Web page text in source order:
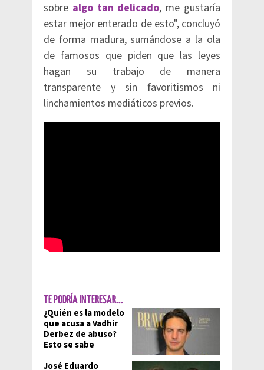
sobre algo tan delicado, me gustaría
estar mejor enterado de esto", concluyó
de forma madura, sumándose a la ola
de famosos que piden que las leyes
hagan su trabajo de manera
transparente y sin favoritismos ni
linchamientos mediáticos previos.
TE PODRÍA INTERESAR...
¿Quién es la modelo
que acusa a Vadhir
Derbez de abuso?
Esto se sabe
José Eduardo